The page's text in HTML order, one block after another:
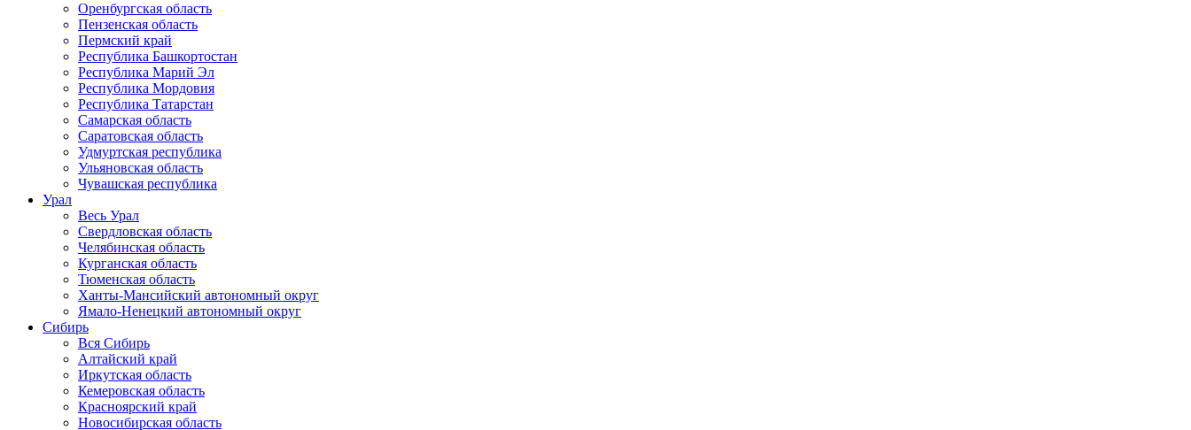
Оренбургская область
Пензенская область
Пермский край
Республика Башкортостан
Республика Марий Эл
Республика Мордовия
Республика Татарстан
Самарская область
Саратовская область
Удмуртская республика
Ульяновская область
Чувашская республика
Урал
Весь Урал
Свердловская область
Челябинская область
Курганская область
Тюменская область
Ханты-Мансийский автономный округ
Ямало-Ненецкий автономный округ
Сибирь
Вся Сибирь
Алтайский край
Иркутская область
Кемеровская область
Красноярский край
Новосибирская область